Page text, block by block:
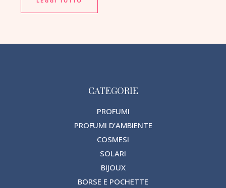
CATEGORIE
PROFUMI
PROFUMI D’AMBIENTE
COSMESI
SOLARI
BIJOUX
BORSE E POCHETTE